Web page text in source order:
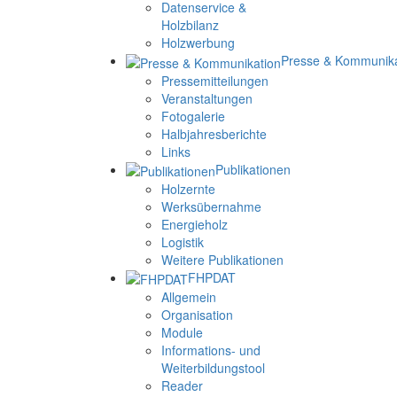
Datenservice &
Holzbilanz
Holzwerbung
Presse &
Pressemitteilungen
Veranstaltungen
Fotogalerie
Halbjahresberichte
Links
Publikationen
Holzernte
Werksübernahme
Energieholz
Logistik
Weitere Publikationen
FHPDAT
Allgemein
Organisation
Module
Informations- und
Weiterbildungstool
Reader